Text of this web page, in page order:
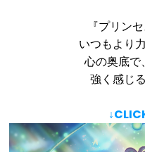
『プリン
いつもより
心の奥底で
強く感じ